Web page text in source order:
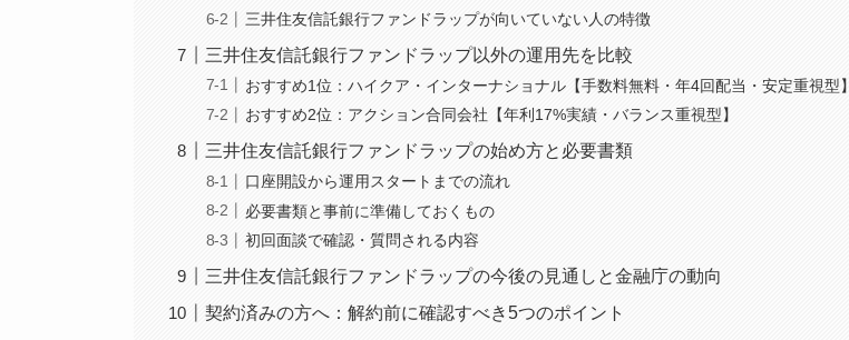
三井住友信託銀行ファンドラップが向いていない人の特徴
三井住友信託銀行ファンドラップ以外の運用先を比較
おすすめ1位：ハイクア・インターナショナル【手数料無料・年4回配当・安定重視型】
おすすめ2位：アクション合同会社【年利17%実績・バランス重視型】
三井住友信託銀行ファンドラップの始め方と必要書類
口座開設から運用スタートまでの流れ
必要書類と事前に準備しておくもの
初回面談で確認・質問される内容
三井住友信託銀行ファンドラップの今後の見通しと金融庁の動向
契約済みの方へ：解約前に確認すべき5つのポイント